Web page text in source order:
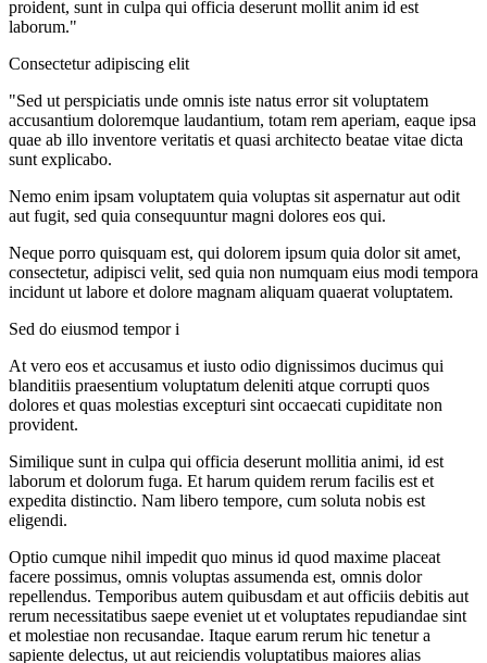
proident, sunt in culpa qui officia deserunt mollit anim id est
laborum."
Consectetur adipiscing elit
"Sed ut perspiciatis unde omnis iste natus error sit voluptatem
accusantium doloremque laudantium, totam rem aperiam, eaque ipsa
quae ab illo inventore veritatis et quasi architecto beatae vitae dicta
sunt explicabo.
Nemo enim ipsam voluptatem quia voluptas sit aspernatur aut odit
aut fugit, sed quia consequuntur magni dolores eos qui.
Neque porro quisquam est, qui dolorem ipsum quia dolor sit amet,
consectetur, adipisci velit, sed quia non numquam eius modi tempora
incidunt ut labore et dolore magnam aliquam quaerat voluptatem.
Sed do eiusmod tempor i
At vero eos et accusamus et iusto odio dignissimos ducimus qui
blanditiis praesentium voluptatum deleniti atque corrupti quos
dolores et quas molestias excepturi sint occaecati cupiditate non
provident.
Similique sunt in culpa qui officia deserunt mollitia animi, id est
laborum et dolorum fuga. Et harum quidem rerum facilis est et
expedita distinctio. Nam libero tempore, cum soluta nobis est
eligendi.
Optio cumque nihil impedit quo minus id quod maxime placeat
facere possimus, omnis voluptas assumenda est, omnis dolor
repellendus. Temporibus autem quibusdam et aut officiis debitis aut
rerum necessitatibus saepe eveniet ut et voluptates repudiandae sint
et molestiae non recusandae. Itaque earum rerum hic tenetur a
sapiente delectus, ut aut reiciendis voluptatibus maiores alias